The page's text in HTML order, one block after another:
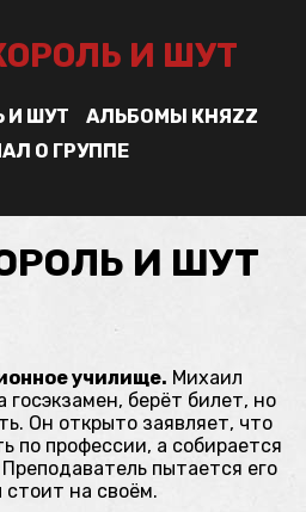
И ШУТ
И ШУТ
АЛЬБОМЫ КНЯZZ
О ГРУППЕ
И ШУТ
училище. Михаил
берёт билет, но
Он открыто заявляет, что
по профессии, а собирается
пытается его
на своём.